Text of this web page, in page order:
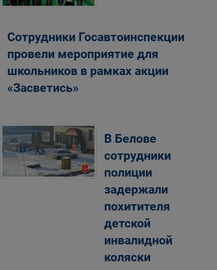
Сотрудники Госавтоинспекции
провели мероприятие для
школьников в рамках акции
«Засветись»
В Белове
сотрудники
полиции
задержали
похитителя
детской
инвалидной
коляски